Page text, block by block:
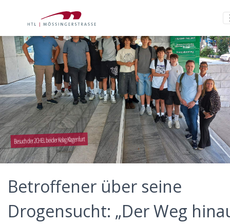
Besuch der 2CHEL bei der Kelag Klagenfurt
Betroffener über seine
Drogensucht: „Der Weg